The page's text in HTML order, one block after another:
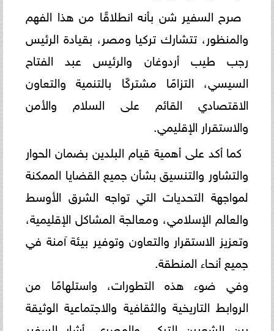
صرح السفير شن بأنه انطلاقًا من هذا الفهم
والمنظور، تتشارك تركيا ومصر، بقيادة الرئيس
رجب طيب أردوغان والرئيس عبد الفتاح
السيسي، التزامًا مشتركًا بالتنمية والتعاون
الاقتصادي القائم على السلام والأمن
والاستقرار الإقليمي.
كما أكد على أهمية قيام البلدين بضمان الحوار
والتشاور والتنسيق بشأن جميع القضايا الممكنة
لمواجهة التحديات التي تواجه الشرق الأوسط
والعالم الإسلامي، ومعالجة المشاكل الإقليمية،
وتعزيز الاستقرار والتعاون وتوفير بيئة آمنة في
جميع أنحاء المنطقة.
وفي ضوء هذه التطورات، واستلهامًا من
الروابط التاريخية والثقافية والاجتماعية الوثيقة